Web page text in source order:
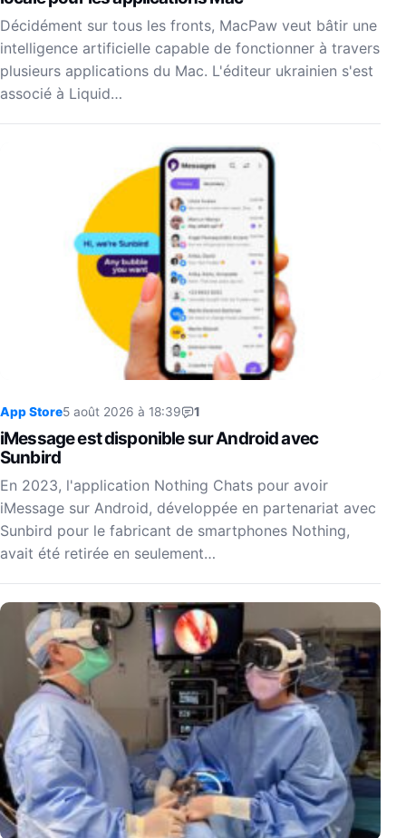
Décidément sur tous les fronts, MacPaw veut bâtir une
intelligence artificielle capable de fonctionner à travers
plusieurs applications du Mac. L'éditeur ukrainien s'est
associé à Liquid…
App Store5 août 2026 à 18:39 1
iMessage est disponible sur Android avec
Sunbird
En 2023, l'application Nothing Chats pour avoir
iMessage sur Android, développée en partenariat avec
Sunbird pour le fabricant de smartphones Nothing,
avait été retirée en seulement…